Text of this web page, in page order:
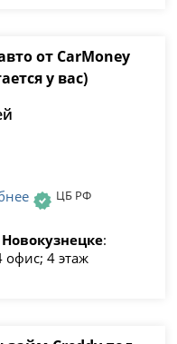
от CarMoney
у вас)
ЦБ РФ
:
офис; 4 этаж